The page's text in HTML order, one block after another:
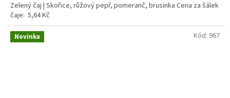
Zelený čaj | Skořice, růžový pepř, pomeranč, brusinka Cena za šálek
čaje: 5,64 Kč
Novinka Kód: 967